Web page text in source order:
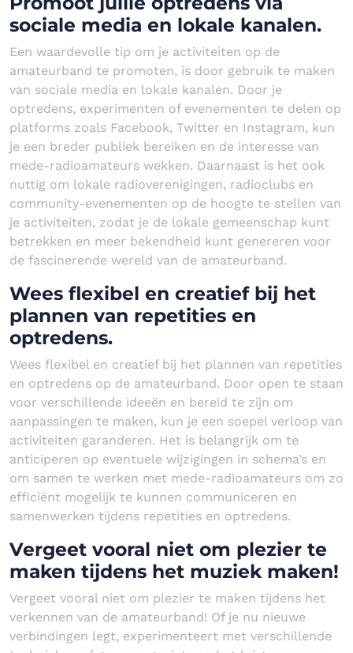
sociale media en lokale kanalen.
Een waardevolle tip om je activiteiten op de
amateurband te promoten, is door gebruik te maken
van sociale media en lokale kanalen. Door je
optredens, experimenten of evenementen te delen op
platforms zoals Facebook, Twitter en Instagram, kun
je een breder publiek bereiken en de interesse van
mede-radioamateurs wekken. Daarnaast is het ook
nuttig om lokale radioverenigingen, radioclubs en
community-evenementen op de hoogte te stellen van
je activiteiten, zodat je de lokale gemeenschap kunt
betrekken en meer bekendheid kunt genereren voor
de fascinerende wereld van de amateurband.
Wees flexibel en creatief bij het
plannen van repetities en
optredens.
Wees flexibel en creatief bij het plannen van repetities
en optredens op de amateurband. Door open te staan
voor verschillende ideeën en bereid te zijn om
aanpassingen te maken, kun je een soepel verloop van
activiteiten garanderen. Het is belangrijk om te
anticiperen op eventuele wijzigingen in schema’s en
om samen te werken met mede-radioamateurs om zo
efficiënt mogelijk te kunnen communiceren en
samenwerken tijdens repetities en optredens.
Vergeet vooral niet om plezier te
maken tijdens het muziek maken!
Vergeet vooral niet om plezier te maken tijdens het
verkennen van de amateurband! Of je nu nieuwe
verbindingen legt, experimenteert met verschillende